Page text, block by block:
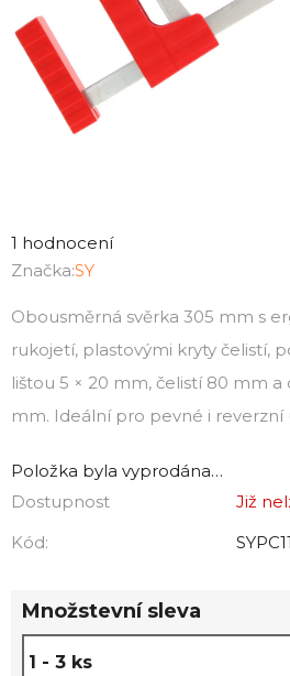
hodnocení
produktu
5,0
z
5
hvězdiček.
1 hodnocení
Značka:SY
Obousměrná svěrka 305 mm s
rukojetí, plastovými kryty čelistí,
lištou 5 × 20 mm, čelistí 80 mm
mm. Ideální pro pevné i reverzní
Položka byla vyprodána…
Dostupnost
Již
Kód:
Množstevní sleva
1 - 3 ks